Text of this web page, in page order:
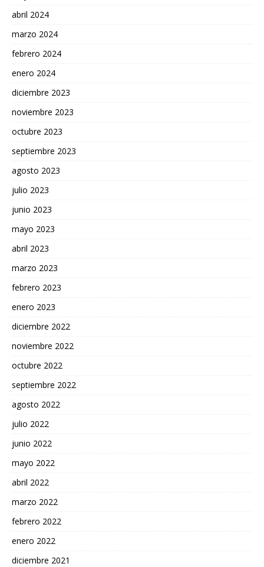
abril 2024
marzo 2024
febrero 2024
enero 2024
diciembre 2023
noviembre 2023
octubre 2023
septiembre 2023
agosto 2023
julio 2023
junio 2023
mayo 2023
abril 2023
marzo 2023
febrero 2023
enero 2023
diciembre 2022
noviembre 2022
octubre 2022
septiembre 2022
agosto 2022
julio 2022
junio 2022
mayo 2022
abril 2022
marzo 2022
febrero 2022
enero 2022
diciembre 2021